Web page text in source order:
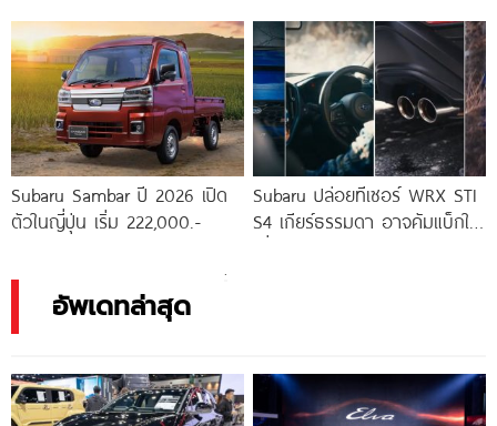
Subaru Sambar ปี 2026 เปิด
ตัวในญี่ปุ่น เริ่ม 222,000.-
Subaru ปล่อยทีเซอร์ WRX STI
S4 เกียร์ธรรมดา อาจคัมแบ็กใน
อัพเดทล่าสุด